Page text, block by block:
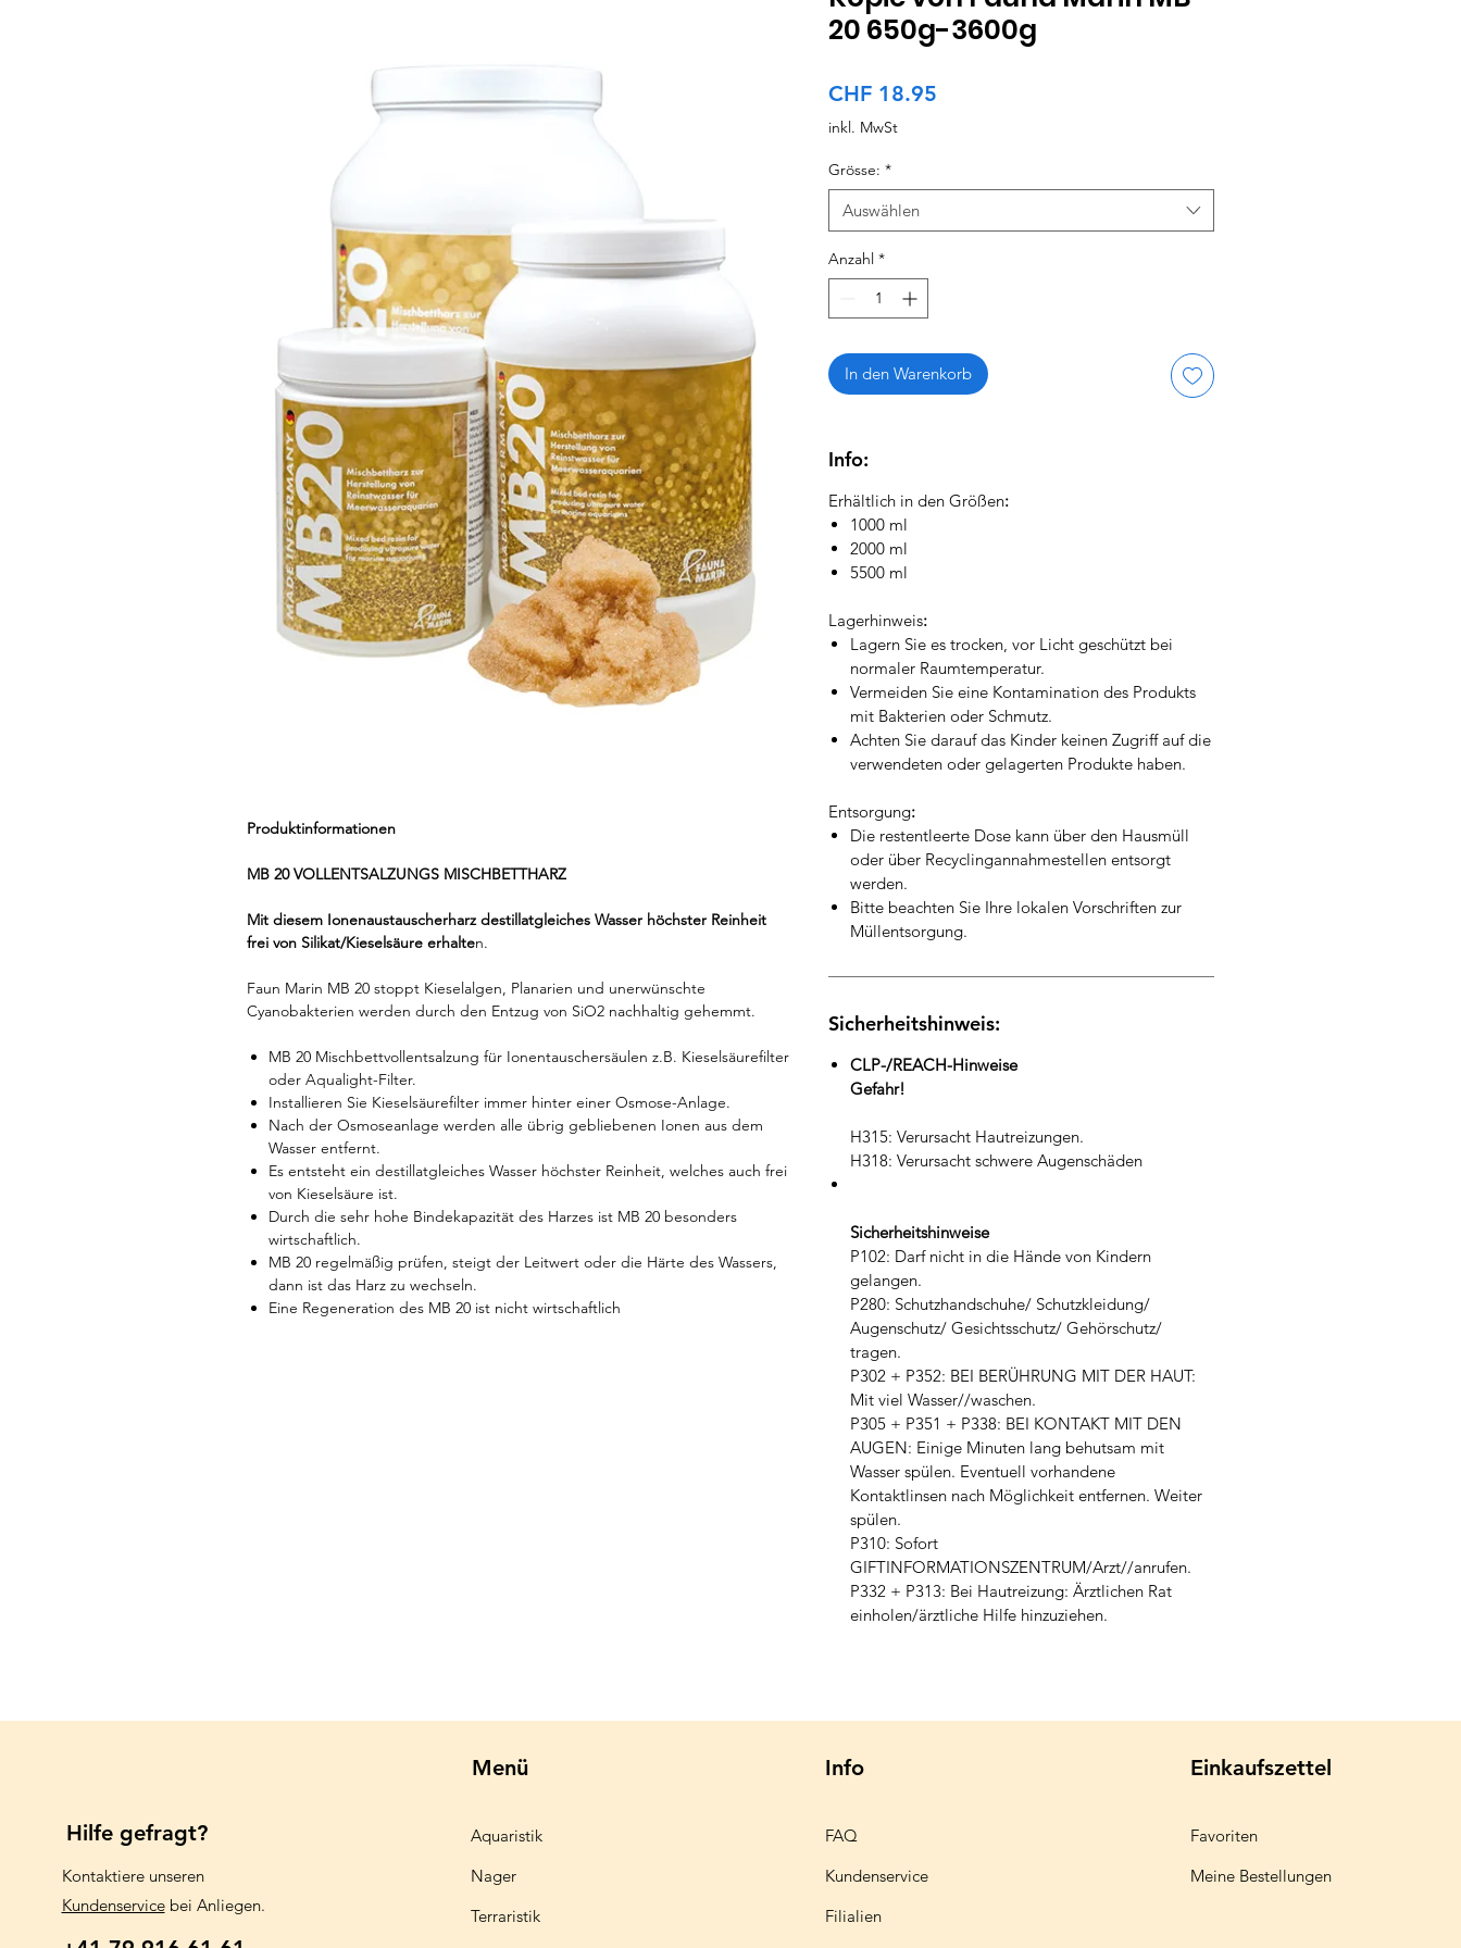
Produktinformationen
MB 20 VOLLENTSALZUNGS MISCHBETTHARZ
Mit diesem Ionenaustauscherharz destillatgleiches Wasser höchster Reinheit
frei von Silikat/Kieselsäure erhalten.
Faun Marin MB 20 stoppt Kieselalgen, Planarien und unerwünschte
Cyanobakterien werden durch den Entzug von SiO2 nachhaltig gehemmt.
MB 20 Mischbettvollentsalzung für Ionentauschersäulen z.B. Kieselsäurefilter
oder Aqualight-Filter.
Installieren Sie Kieselsäurefilter immer hinter einer Osmose-Anlage.
Nach der Osmoseanlage werden alle übrig gebliebenen Ionen aus dem
Wasser entfernt.
Es entsteht ein destillatgleiches Wasser höchster Reinheit, welches auch frei
von Kieselsäure ist.
Durch die sehr hohe Bindekapazität des Harzes ist MB 20 besonders
wirtschaftlich.
MB 20 regelmäßig prüfen, steigt der Leitwert oder die Härte des Wassers,
dann ist das Harz zu wechseln.
Eine Regeneration des MB 20 ist nicht wirtschaftlich
20 650g-3600g
CHF 18.95
inkl. MwSt
Grösse: *
Auswählen
Anzahl *
In den Warenkorb
Info:
Erhältlich in den Größen:
1000 ml
2000 ml
5500 ml
Lagerhinweis:
Lagern Sie es trocken, vor Licht geschützt bei
normaler Raumtemperatur.
Vermeiden Sie eine Kontamination des Produkts
mit Bakterien oder Schmutz.
Achten Sie darauf das Kinder keinen Zugriff auf die
verwendeten oder gelagerten Produkte haben.
Entsorgung:
Die restentleerte Dose kann über den Hausmüll
oder über Recyclingannahmestellen entsorgt
werden.
Bitte beachten Sie Ihre lokalen Vorschriften zur
Müllentsorgung.
Sicherheitshinweis:
CLP-/REACH-Hinweise
Gefahr!
H315: Verursacht Hautreizungen.
H318: Verursacht schwere Augenschäden
Sicherheitshinweise
P102: Darf nicht in die Hände von Kindern
gelangen.
P280: Schutzhandschuhe/ Schutzkleidung/
Augenschutz/ Gesichtsschutz/ Gehörschutz/
tragen.
P302 + P352: BEI BERÜHRUNG MIT DER HAUT:
Mit viel Wasser//waschen.
P305 + P351 + P338: BEI KONTAKT MIT DEN
AUGEN: Einige Minuten lang behutsam mit
Wasser spülen. Eventuell vorhandene
Kontaktlinsen nach Möglichkeit entfernen. Weiter
spülen.
P310: Sofort
GIFTINFORMATIONSZENTRUM/Arzt//anrufen.
P332 + P313: Bei Hautreizung: Ärztlichen Rat
einholen/ärztliche Hilfe hinzuziehen.
Hilfe gefragt?
Kontaktiere unseren
Kundenservicebei Anliegen.
Menü
Aquaristik
Nager
Terraristik
Info
FAQ
Kundenservice
Filialien
Einkaufszettel
Favoriten
Meine Bestellungen